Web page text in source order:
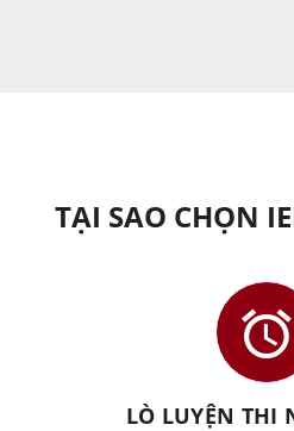
TẠI SAO CHỌN
LÒ LUYỆN THI